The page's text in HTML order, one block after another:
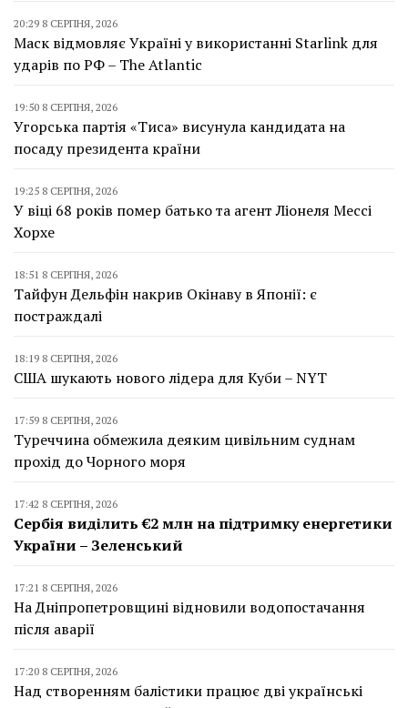
20:29 8 СЕРПНЯ, 2026
Маск відмовляє Україні у використанні Starlink для
ударів по РФ – The Atlantic
19:50 8 СЕРПНЯ, 2026
Угорська партія «Тиса» висунула кандидата на
посаду президента країни
19:25 8 СЕРПНЯ, 2026
У віці 68 років помер батько та агент Ліонеля Мессі
Хорхе
18:51 8 СЕРПНЯ, 2026
Тайфун Дельфін накрив Окінаву в Японії: є
постраждалі
18:19 8 СЕРПНЯ, 2026
США шукають нового лідера для Куби – NYT
17:59 8 СЕРПНЯ, 2026
Туреччина обмежила деяким цивільним суднам
прохід до Чорного моря
17:42 8 СЕРПНЯ, 2026
Сербія виділить €2 млн на підтримку енергетики
України – Зеленський
17:21 8 СЕРПНЯ, 2026
На Дніпропетровщині відновили водопостачання
після аварії
17:20 8 СЕРПНЯ, 2026
Над створенням балістики працює дві українські